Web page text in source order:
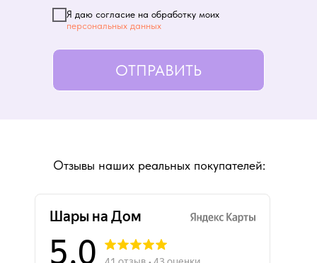
Я даю согласие на обработку моих
персональных данных
ОТПРАВИТЬ
Отзывы наших реальных покупателей: